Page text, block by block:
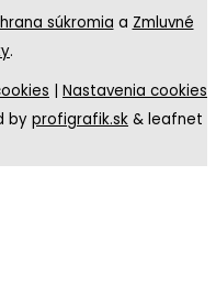
súkromia a Zmluvné
.
Nastavenia cookies
by profigrafik.sk & leafnet